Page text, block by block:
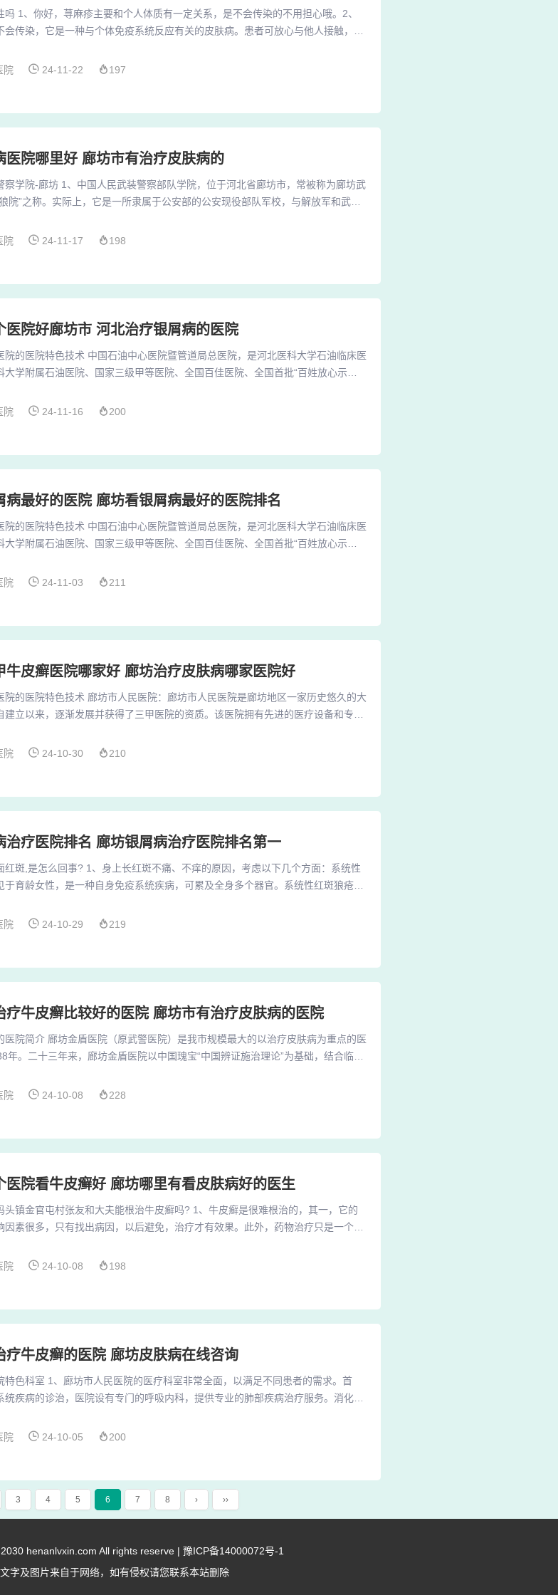
吗 1、你好，荨麻疹主要和个人体质有一定关系，是不会传染的不用担心哦。2、
会传染，它是一种与个体免疫系统反应有关的皮肤病。患者可放心与他人接触，不
以预防荨麻疹的发生。3、荨麻疹不具有传染性，这一点非常重要。很多患者因为
院 24-11-22 197
医院哪里好 廊坊市有治疗皮肤病的
察学院-廊坊 1、中国人民武装警察部队学院，位于河北省廊坊市，常被称为廊坊武
院”之称。实际上，它是一所隶属于公安部的公安现役部队军校，与解放军和武警
次调整改革，转变为公安现役院校。2、廊坊武警学院是一本院校。廊坊武警学
院 24-11-17 198
医院好廊坊市 河北治疗银屑病的医院
院的医院特色技术 中国石油中心医院暨管道局总医院，是河北医科大学石油临床医
大学附属石油医院、国家三级甲等医院、全国百佳医院、全国首批“百姓放心示范
管理于一体的大型企业医院。廊坊市人民医院：廊坊市人民医院是廊坊地区一家历
院 24-11-16 200
病最好的医院 廊坊看银屑病最好的医院排名
院的医院特色技术 中国石油中心医院暨管道局总医院，是河北医科大学石油临床医
大学附属石油医院、国家三级甲等医院、全国百佳医院、全国首批“百姓放心示范
管理于一体的大型企业医院。廊坊市人民医院：廊坊市人民医院是廊坊地区一家历
院 24-11-03 211
牛皮癣医院哪家好 廊坊治疗皮肤病哪家医院好
院的医院特色技术 廊坊市人民医院：廊坊市人民医院是廊坊地区一家历史悠久的大
建立以来，逐渐发展并获得了三甲医院的资质。该医院拥有先进的医疗设备和专业
于一体的综合性医院，设施先进，医疗水平高，是三甲医院中的佼佼者。中国石油
院 24-10-30 210
治疗医院排名 廊坊银屑病治疗医院排名第一
红斑,是怎么回事? 1、身上长红斑不痛、不痒的原因，考虑以下几个方面：系统性
于育龄女性，是一种自身免疫系统疾病，可累及全身多个器官。系统性红斑狼疮的
面部位出现了蝶形的红斑。2、血液系统病变 由于血液系统凝血机能发生障碍引起
院 24-10-29 219
疗牛皮癣比较好的医院 廊坊市有治疗皮肤病的医院
医院简介 廊坊金盾医院（原武警医院）是我市规模最大的以治疗皮肤病为重点的医
年。二十三年来，廊坊金盾医院以中国瑰宝“中国辨证施治理论”为基础，结合临床
临床实践，治愈率走在同行前沿。廊坊金盾医院以“突出专科特色、满足社会需求”
院 24-10-08 228
医院看牛皮癣好 廊坊哪里有看皮肤病好的医生
头镇金官屯村张友和大夫能根治牛皮癣吗? 1、牛皮癣是很难根治的，其一，它的
因素很多，只有找出病因，以后避免，治疗才有效果。此外，药物治疗只是一个方
度地图得知，廊坊健源体检中心位于廊坊市广阳区建设北路，截止到2023年7月29
院 24-10-08 198
疗牛皮癣的医院 廊坊皮肤病在线咨询
特色科室 1、廊坊市人民医院的医疗科室非常全面，以满足不同患者的需求。首
统疾病的诊治，医院设有专门的呼吸内科，提供专业的肺部疾病治疗服务。消化内
康。2、医院设有48个临床和医技科室，员工总数1600人，其中包括54名正高级职
院 24-10-05 200
3 4 5 6 7 8 › ››
henanlvxin.com All rights reserve | 豫ICP备14000072号-1
字及图片来自于网络，如有侵权请您联系本站删除